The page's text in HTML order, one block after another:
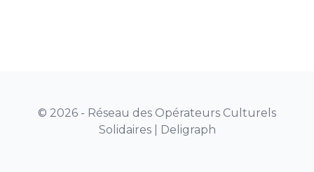
© 2026 - Réseau des Opérateurs Culturels
Solidaires | Deligraph